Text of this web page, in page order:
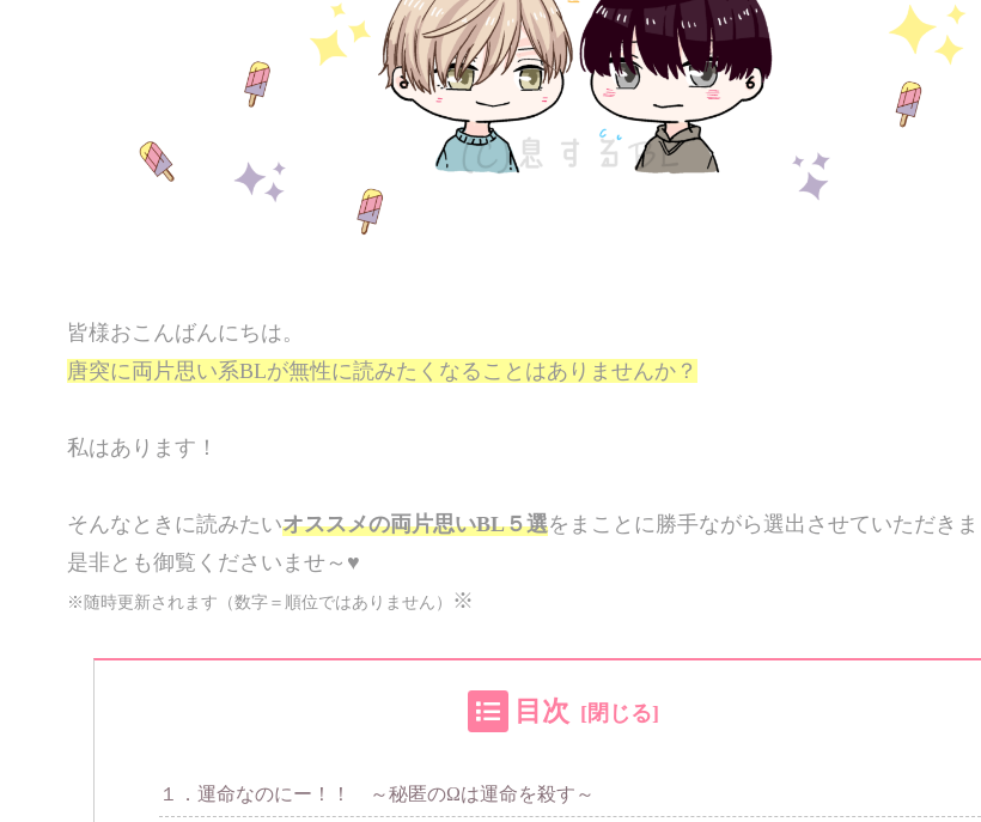
皆様おこんばんにちは。
唐突に両片思い系BLが無性に読みたくなることはありませんか？
私はあります！
そんなときに読みたいオススメの両片思いBL５選をまことに勝手ながら選出させていただきま
是非とも御覧くださいませ～♥
※随時更新されます（数字＝順位ではありません） ※
目次
１．運命なのにー！！ ～秘匿のΩは運命を殺す～